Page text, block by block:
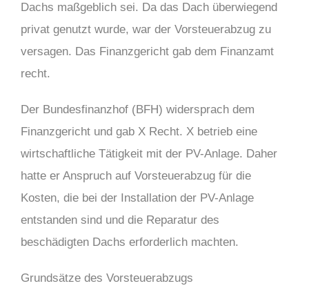
Dachs maßgeblich sei. Da das Dach überwiegend
privat genutzt wurde, war der Vorsteuerabzug zu
versagen. Das Finanzgericht gab dem Finanzamt
recht.
Der Bundesfinanzhof (BFH) widersprach dem
Finanzgericht und gab X Recht. X betrieb eine
wirtschaftliche Tätigkeit mit der PV-Anlage. Daher
hatte er Anspruch auf Vorsteuerabzug für die
Kosten, die bei der Installation der PV-Anlage
entstanden sind und die Reparatur des
beschädigten Dachs erforderlich machten.
Grundsätze des Vorsteuerabzugs